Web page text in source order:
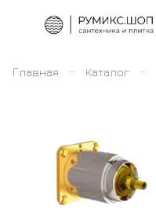
Главная – Каталог –